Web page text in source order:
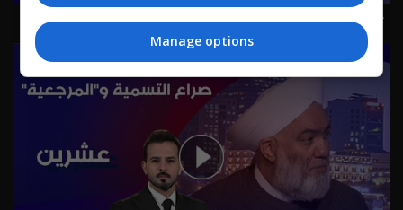
حكومة الزيدي بين صولتين.. مكافحة الفساد وحصر السـ لاح! -
عشرين م٥ - الحلقة ٥١ | الموسم 5
Manage options